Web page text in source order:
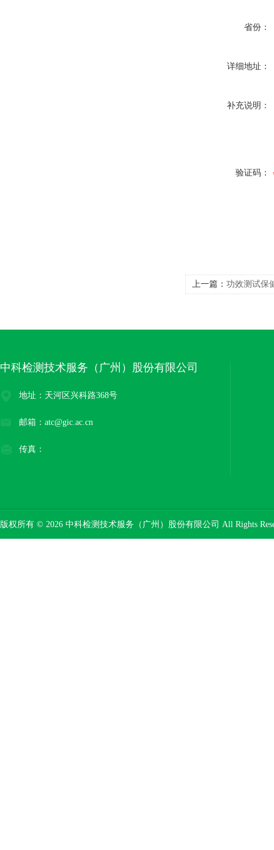
省份：
详细地址：
补充说明：
验证码：
上一篇： 功效测试保
中科检测技术服务（广州）股份有限公司
地址：天河区兴科路368号
邮箱：atc@gic.ac.cn
传真：
版权所有 © 2026 中科检测技术服务（广州）股份有限公司 All Rights